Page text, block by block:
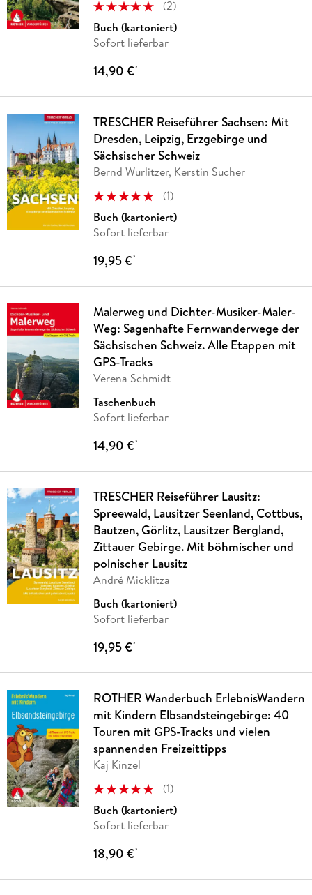
(2)
Buch (kartoniert)
Sofort lieferbar
14,90 €*
TRESCHER Reiseführer Sachsen: Mit
Dresden, Leipzig, Erzgebirge und
Sächsischer Schweiz
Bernd Wurlitzer, Kerstin Sucher
(1)
Buch (kartoniert)
Sofort lieferbar
19,95 €*
Malerweg und Dichter-Musiker-Maler-
Weg: Sagenhafte Fernwanderwege der
Sächsischen Schweiz. Alle Etappen mit
GPS-Tracks
Verena Schmidt
Taschenbuch
Sofort lieferbar
14,90 €*
TRESCHER Reiseführer Lausitz:
Spreewald, Lausitzer Seenland, Cottbus,
Bautzen, Görlitz, Lausitzer Bergland,
Zittauer Gebirge. Mit böhmischer und
polnischer Lausitz
André Micklitza
Buch (kartoniert)
Sofort lieferbar
19,95 €*
ROTHER Wanderbuch ErlebnisWandern
mit Kindern Elbsandsteingebirge: 40
Touren mit GPS-Tracks und vielen
spannenden Freizeittipps
Kaj Kinzel
(1)
Buch (kartoniert)
Sofort lieferbar
18,90 €*